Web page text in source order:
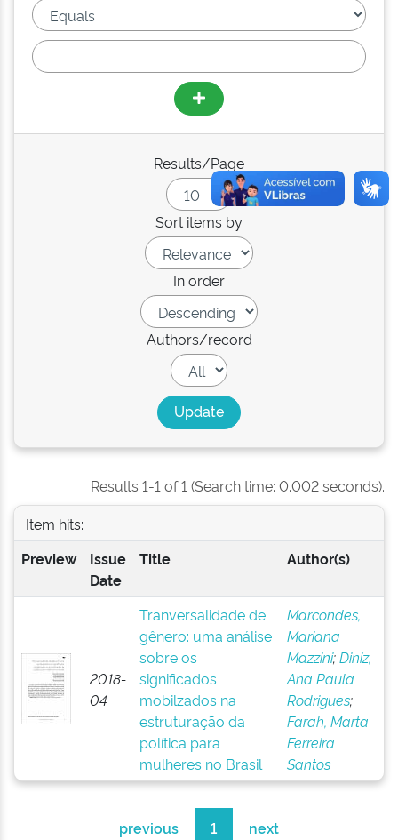
Results/Page
Sort items by
In order
Authors/record
Results 1-1 of 1 (Search time: 0.002 seconds).
Item hits:
Preview
Issue
Date
Title Author(s)
2018-
04
Tranversalidade de
gênero: uma análise
sobre os
significados
mobilzados na
estruturação da
política para
mulheres no Brasil
Marcondes,
Mariana
Mazzini;Diniz,
Ana Paula
Rodrigues;
Farah, Marta
Ferreira
Santos
previous 1 next